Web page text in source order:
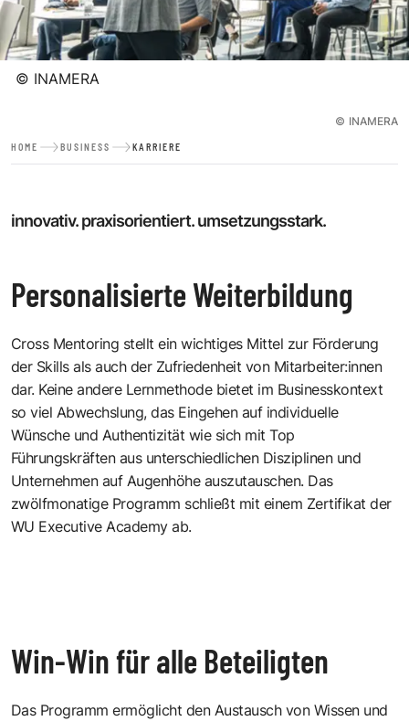
© INAMERA
© INAMERA
HOME BUSINESS KARRIERE
innovativ. praxisorientiert. umsetzungsstark.
Personalisierte Weiterbildung
Cross Mentoring stellt ein wichtiges Mittel zur Förderung
der Skills als auch der Zufriedenheit von Mitarbeiter:innen
dar. Keine andere Lernmethode bietet im Businesskontext
so viel Abwechslung, das Eingehen auf individuelle
Wünsche und Authentizität wie sich mit Top
Führungskräften aus unterschiedlichen Disziplinen und
Unternehmen auf Augenhöhe auszutauschen. Das
zwölfmonatige Programm schließt mit einem Zertifikat der
WU Executive Academy ab.
Win-Win für alle Beteiligten
Das Programm ermöglicht den Austausch von Wissen und